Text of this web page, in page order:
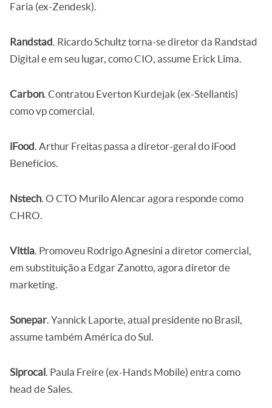
Faria (ex-Zendesk).
Randstad. Ricardo Schultz torna-se diretor da Randstad
Digital e em seu lugar, como CIO, assume Erick Lima.
Carbon. Contratou Everton Kurdejak (ex-Stellantis)
como vp comercial.
iFood. Arthur Freitas passa a diretor-geral do iFood
Benefícios.
Nstech. O CTO Murilo Alencar agora responde como
CHRO.
Vittia. Promoveu Rodrigo Agnesini a diretor comercial,
em substituição a Edgar Zanotto, agora diretor de
marketing.
Sonepar. Yannick Laporte, atual presidente no Brasil,
assume também América do Sul.
Siprocal. Paula Freire (ex-Hands Mobile) entra como
head de Sales.